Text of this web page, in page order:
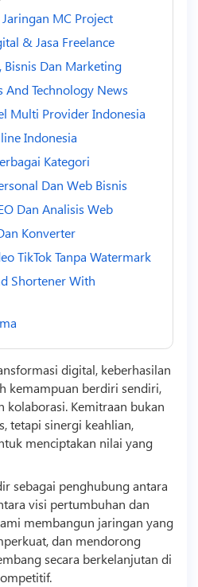
MC Project
& Jasa Freelance
Bisnis Dan Marketing
And Technology News
Multi Provider Indonesia
Indonesia
Kategori
Dan Web Bisnis
Dan Analisis Web
Konverter
TikTok Tanpa Watermark
Shortener With
digital, keberhasilan
kemampuan berdiri sendiri,
kolaborasi. Kemitraan bukan
, tetapi sinergi keahlian,
menciptakan nilai yang
sebagai penghubung antara
visi pertumbuhan dan
membangun jaringan yang
dan mendorong
secara berkelanjutan di